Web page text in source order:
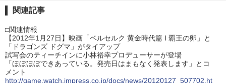
関連記事
□関連情報
【2012年1月27日】映画「ベルセルク 黄金時代篇 I 覇王の卵」と
「ドラゴンズ ドグマ」がタイアップ
試写会のティーチインに小林裕幸プロデューサーが登場
「ほぼほぼできあっている。発売日はまもなく発表します」とコ
メント
http://game.watch.impress.co.jp/docs/news/20120127_507702.ht